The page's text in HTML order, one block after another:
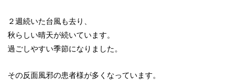
２週続いた台風も去り、
秋らしい晴天が続いています。
過ごしやすい季節になりました。
その反面風邪の患者様が多くなっています。